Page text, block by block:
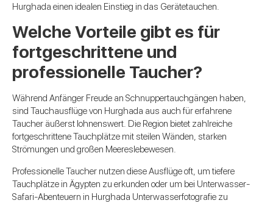
Hurghada einen idealen Einstieg in das Gerätetauchen.
Welche Vorteile gibt es für
fortgeschrittene und
professionelle Taucher?
Während Anfänger Freude an Schnuppertauchgängen haben,
sind Tauchausflüge von Hurghada aus auch für erfahrene
Taucher äußerst lohnenswert. Die Region bietet zahlreiche
fortgeschrittene Tauchplätze mit steilen Wänden, starken
Strömungen und großen Meereslebewesen.
Professionelle Taucher nutzen diese Ausflüge oft, um tiefere
Tauchplätze in Ägypten zu erkunden oder um bei Unterwasser-
Safari-Abenteuern in Hurghada Unterwasserfotografie zu